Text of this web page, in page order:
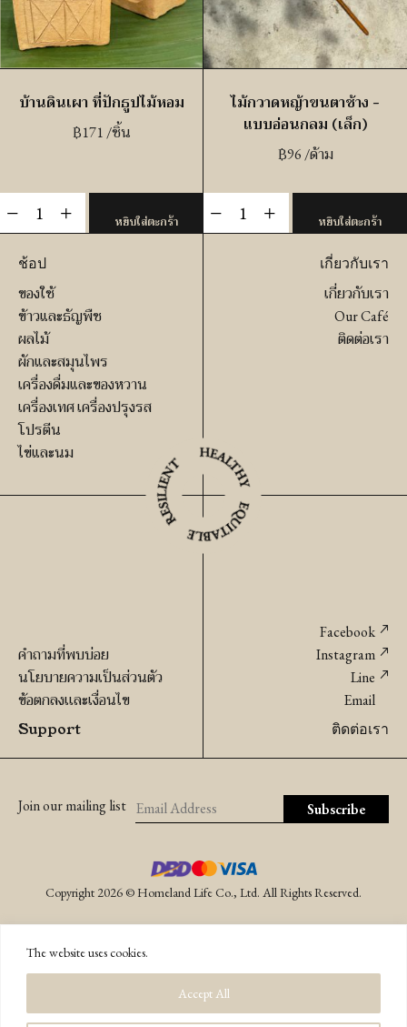
The website uses cookies.
Accept All
ชิ้น
สั้น
(แบบ
แข็ง)
บ้านดินเผา ที่ปักธูปไม้หอม
฿171 /ชิ้น
จำนวน
บ้าน
ปัก
ธูป
หอม
หยิบใส่ตะกร้า
ไม้กวาดหญ้าขนตาช้าง –
แบบอ่อนกลม (เล็ก)
฿96 /ด้าม
จำนวน
ไม้กวาด
(เล็ก)
ชิ้น
หยิบใส่ตะกร้า
ช้อป
ของใช้
ข้าวและธัญพืช
ผลไม้
ผักและสมุนไพร
เครื่องดื่มและของหวาน
เครื่องเทศ เครื่องปรุงรส
โปรตีน
ไข่และนม
เกี่ยวกับเรา
เกี่ยวกับเรา
Our Café
ติดต่อเรา
Support
คำถามที่พบบ่อย
นโยบายความเป็นส่วนตัว
ข้อตกลงเเละเงื่อนไข
ติดต่อเรา
Facebook
Instagram
Line
Email
Join our mailing list
Copyright 2026 © Homeland Life Co., Ltd. All Rights Reserved.